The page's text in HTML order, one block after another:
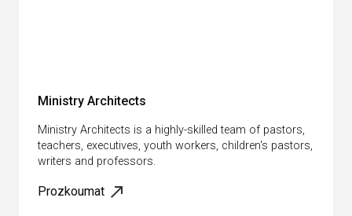
Ministry Architects
Ministry Architects is a highly-skilled team of pastors,
teachers, executives, youth workers, children's pastors,
writers and professors.
Prozkoumat